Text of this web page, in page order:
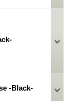
-Black-